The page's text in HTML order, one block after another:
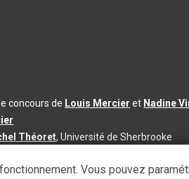
concours de Louis Mercier et Nadine
Théoret, Université de Sherbrooke
:2026-08-03
Vous pouvez